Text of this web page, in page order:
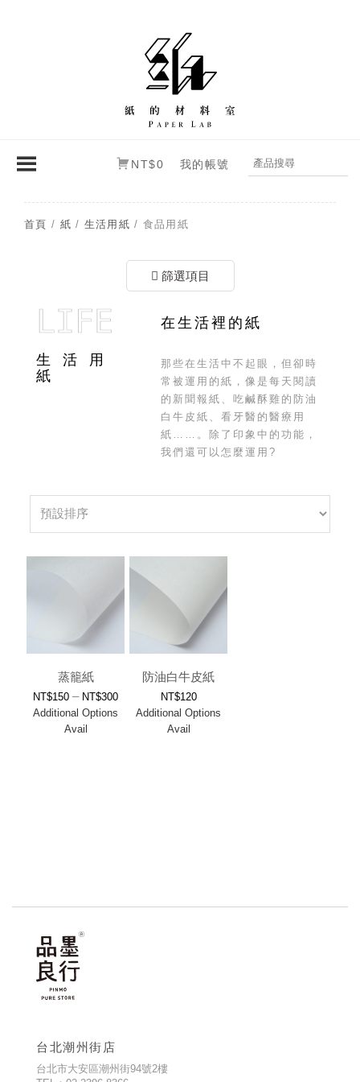
NT$0 我的帳號
首頁 / 紙 / 生活用紙 / 食品用紙
篩選項目
LIFE
生活用
紙
在生活裡的紙
那些在生活中不起眼，但卻時
常被運用的紙，像是每天閱讀
的新聞報紙、吃鹹酥雞的防油
白牛皮紙、看牙醫的醫療用
紙……。除了印象中的功能，
我們還可以怎麼運用?
蒸籠紙
NT$150 – NT$300
Additional Options
Avail
防油白牛皮紙
NT$120
Additional Options
Avail
台北潮州街店
台北市大安區潮州街94號2樓